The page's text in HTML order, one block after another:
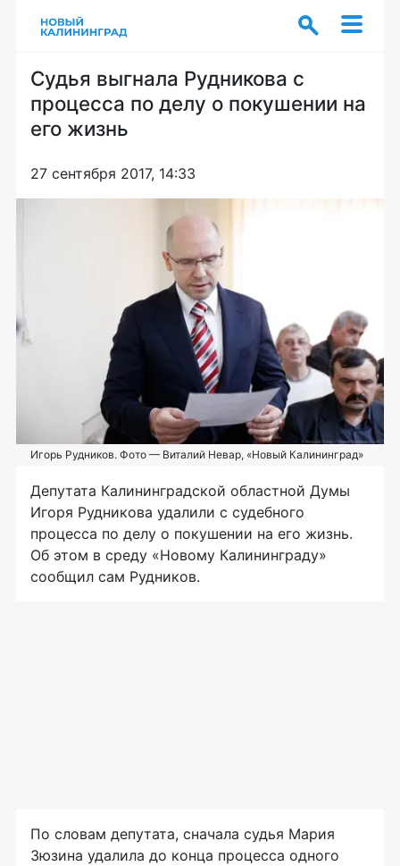
Судья выгнала Рудникова с
процесса по делу о покушении на
его жизнь
27 сентября 2017, 14:33
Игорь Рудников. Фото — Виталий Невар, «Новый Калининград»
Депутата Калининградской областной Думы
Игоря Рудникова удалили с судебного
процесса по делу о покушении на его жизнь.
Об этом в среду «Новому Калининграду»
сообщил сам Рудников.
По словам депутата, сначала судья Мария
Зюзина удалила до конца процесса одного